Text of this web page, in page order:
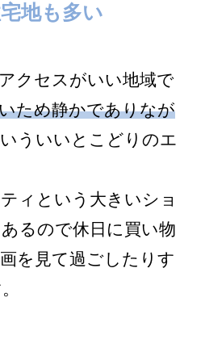
地も多い
クセスがいい地域で
ため静かでありなが
ういいとこどりのエ
ィという大きいショ
るので休日に買い物
を見て過ごしたりす